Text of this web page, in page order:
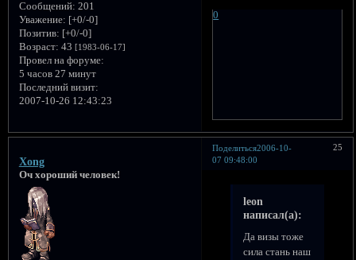
Сообщений: 201
Уважение: [+0/-0]
Позитив: [+0/-0]
Возраст: 43 [1983-06-17]
Провел на форуме:
5 часов 27 минут
Последний визит:
2007-10-26 12:43:23
0
Поделиться 25
2006-10-
07 09:48:00
Xong
Оч хороший человек!
leon
написал(а):
Да визы тоже
сила стань наш